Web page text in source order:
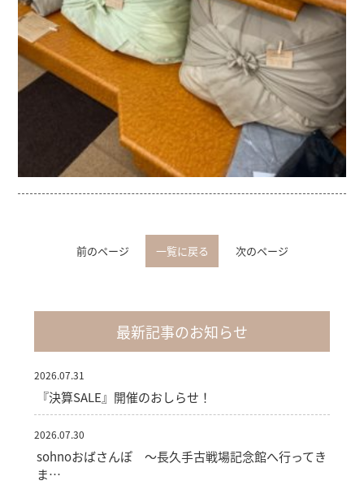
前のページ 一覧に戻る 次のページ
最新記事のお知らせ
2026.07.31
『決算SALE』開催のおしらせ！
2026.07.30
sohnoおばさんぽ ～長久手古戦場記念館へ行ってき
ま…